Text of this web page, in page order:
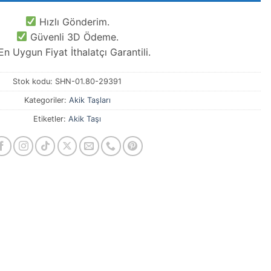
Hızlı Gönderim.
Güvenli 3D Ödeme.
Uygun Fiyat İthalatçı Garantili.
Stok kodu: SHN-01.80-29391
Kategoriler: Akik Taşları
Etiketler: Akik Taşı